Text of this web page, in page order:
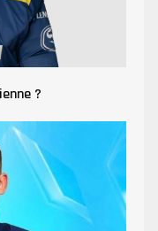
?